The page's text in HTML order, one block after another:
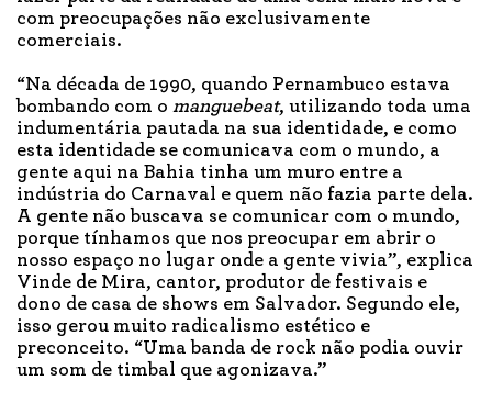
com preocupações não exclusivamente
comerciais.
“Na década de 1990, quando Pernambuco estava
bombando com o manguebeat, utilizando toda uma
indumentária pautada na sua identidade, e como
esta identidade se comunicava com o mundo, a
gente aqui na Bahia tinha um muro entre a
indústria do Carnaval e quem não fazia parte dela.
A gente não buscava se comunicar com o mundo,
porque tínhamos que nos preocupar em abrir o
nosso espaço no lugar onde a gente vivia”, explica
Vinde de Mira, cantor, produtor de festivais e
dono de casa de shows em Salvador. Segundo ele,
isso gerou muito radicalismo estético e
preconceito. “Uma banda de rock não podia ouvir
um som de timbal que agonizava.”